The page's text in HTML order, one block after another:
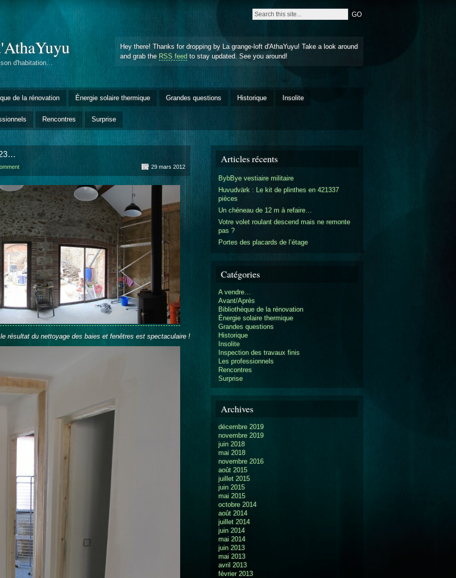
d'habitation…
Hey there! Thanks for dropping by La grange-loft d'AthaYuyu! Take a look around
and grab the RSS feed to stay updated. See you around!
de la rénovation Énergie solaire thermique Grandes questions Historique Insolite
Rencontres Surprise
29 mars 2012
résultat du nettoyage des baies et fenêtres est spectaculaire !
Articles récents
BybBye vestiaire militaire
Huvudvärk : Le kit de plinthes en 421337
pièces
Un chéneau de 12 m à refaire…
Votre volet roulant descend mais ne remonte
pas ?
Portes des placards de l’étage
Catégories
A vendre…
Avant/Après
Bibliothèque de la rénovation
Énergie solaire thermique
Grandes questions
Historique
Insolite
Inspection des travaux finis
Les professionnels
Rencontres
Surprise
Archives
décembre 2019
novembre 2019
juin 2018
mai 2018
novembre 2016
août 2015
juillet 2015
juin 2015
mai 2015
octobre 2014
août 2014
juillet 2014
juin 2014
mai 2014
juin 2013
mai 2013
avril 2013
février 2013